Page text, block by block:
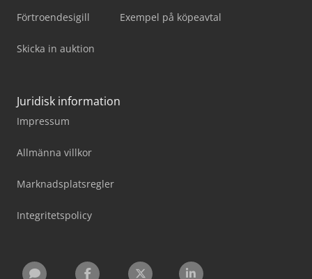
Förtroendesigill
Skicka in auktion
Exempel på köpeavtal
Juridisk information
Impressum
Allmänna villkor
Marknadsplatsregler
Integritetspolicy